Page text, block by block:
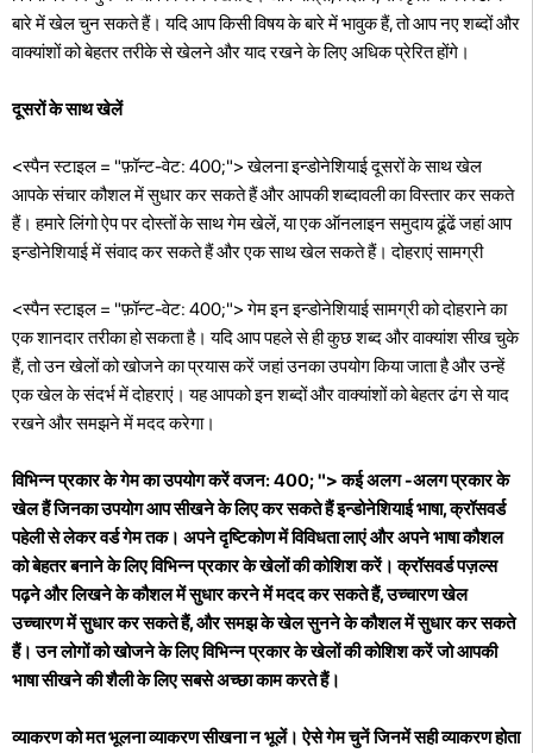
बारे में खेल चुन सकते हैं। यदि आप किसी विषय के बारे में भावुक हैं, तो आप नए शब्दों और
वाक्यांशों को बेहतर तरीके से खेलने और याद रखने के लिए अधिक प्रेरित होंगे।
दूसरों के साथ खेलें
<स्पैन स्टाइल = "फ़ॉन्ट-वेट: 400;"> खेलना इन्डोनेशियाई दूसरों के साथ खेल
आपके संचार कौशल में सुधार कर सकते हैं और आपकी शब्दावली का विस्तार कर सकते
हैं। हमारे लिंगो ऐप पर दोस्तों के साथ गेम खेलें, या एक ऑनलाइन समुदाय ढूंढें जहां आप
इन्डोनेशियाई में संवाद कर सकते हैं और एक साथ खेल सकते हैं। दोहराएं सामग्री
<स्पैन स्टाइल = "फ़ॉन्ट-वेट: 400;"> गेम इन इन्डोनेशियाई सामग्री को दोहराने का
एक शानदार तरीका हो सकता है। यदि आप पहले से ही कुछ शब्द और वाक्यांश सीख चुके
हैं, तो उन खेलों को खोजने का प्रयास करें जहां उनका उपयोग किया जाता है और उन्हें
एक खेल के संदर्भ में दोहराएं। यह आपको इन शब्दों और वाक्यांशों को बेहतर ढंग से याद
रखने और समझने में मदद करेगा।
विभिन्न प्रकार के गेम का उपयोग करें वजन: 400; "> कई अलग -अलग प्रकार के
खेल हैं जिनका उपयोग आप सीखने के लिए कर सकते हैं इन्डोनेशियाई भाषा, क्रॉसवर्ड
पहेली से लेकर वर्ड गेम तक। अपने दृष्टिकोण में विविधता लाएं और अपने भाषा कौशल
को बेहतर बनाने के लिए विभिन्न प्रकार के खेलों की कोशिश करें। क्रॉसवर्ड पज़ल्स
पढ़ने और लिखने के कौशल में सुधार करने में मदद कर सकते हैं, उच्चारण खेल
उच्चारण में सुधार कर सकते हैं, और समझ के खेल सुनने के कौशल में सुधार कर सकते
हैं। उन लोगों को खोजने के लिए विभिन्न प्रकार के खेलों की कोशिश करें जो आपकी
भाषा सीखने की शैली के लिए सबसे अच्छा काम करते हैं।
व्याकरण को मत भूलना व्याकरण सीखना न भूलें। ऐसे गेम चुनें जिनमें सही व्याकरण होता